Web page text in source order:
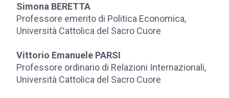
Simona BERETTA
Professore emerito di Politica Economica,
Università Cattolica del Sacro Cuore
Vittorio Emanuele PARSI
Professore ordinario di Relazioni Internazionali,
Università Cattolica del Sacro Cuore